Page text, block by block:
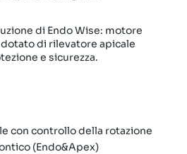
di Endo Wise: motore
di rilevatore apicale
e sicurezza.
con controllo della rotazione
(Endo&Apex)